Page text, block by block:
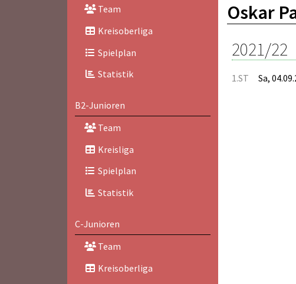
Team
Kreisoberliga
Spielplan
Statistik
B2-Junioren
Team
Kreisliga
Spielplan
Statistik
C-Junioren
Team
Kreisoberliga
Oskar
2021/22
1.ST Sa,